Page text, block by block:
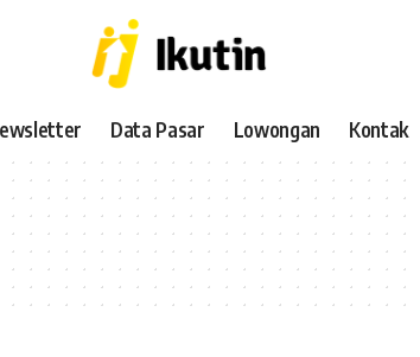
Data Pasar Lowongan Kontak